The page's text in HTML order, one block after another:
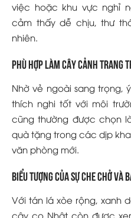
việc hoặc khu vực nghỉ
cảm thấy dễ chịu, thư
nhiên.
Phù hợp làm cây cảnh trang
Nhờ vẻ ngoài sang trọng,
thích nghi tốt với môi
cũng thường được chọn
quà tặng trong các dịp
văn phòng mới.
Biểu tượng của sự che chở và
Với tán lá xòe rộng, xanh
cây cọ Nhật còn được